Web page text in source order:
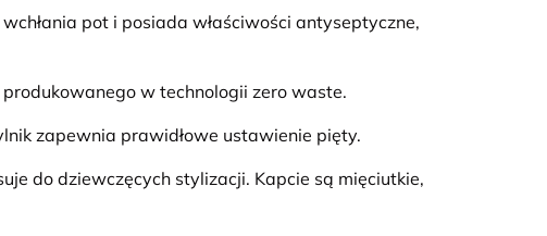
pot i posiada właściwości antyseptyczne,
w technologii zero waste.
zapewnia prawidłowe ustawienie pięty.
do dziewczęcych stylizacji. Kapcie są mięciutkie,